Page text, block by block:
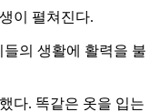
이 펼쳐진다.
의 생활에 활력을 불
다. 똑같은 옷을 입는